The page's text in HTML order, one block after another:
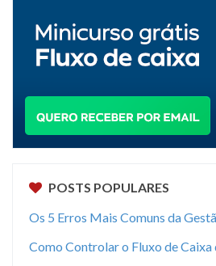
POSTS POPULARES
Os 5 Erros Mais Comuns da
Como Controlar o Fluxo de Caixa